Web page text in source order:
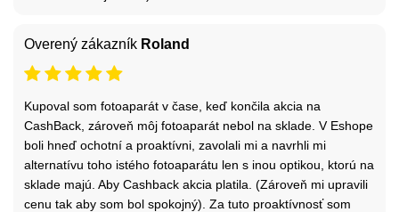
Overený zákazník Roland
Kupoval som fotoaparát v čase, keď končila akcia na
CashBack, zároveň môj fotoaparát nebol na sklade. V Eshope
boli hneď ochotní a proaktívni, zavolali mi a navrhli mi
alternatívu toho istého fotoaparátu len s inou optikou, ktorú na
sklade majú. Aby Cashback akcia platila. (Zároveň mi upravili
cenu tak aby som bol spokojný). Za tuto proaktívnosť som